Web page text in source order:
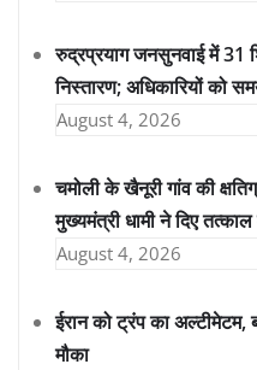
रुद्रप्रयाग जनसुनवाई में 31
निस्तारण; अधिकारियों को
August 4, 2026
चमोली के खैनूरी गांव की
मुख्यमंत्री धामी ने दिए तत्काल
August 4, 2026
ईरान को ट्रंप का
मौका